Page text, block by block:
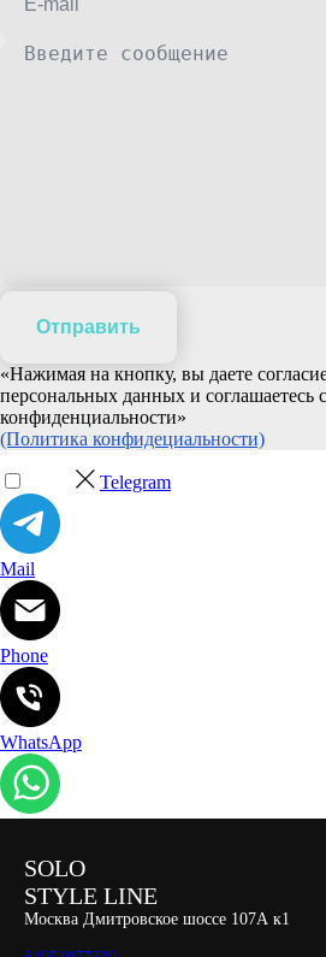
Отправить
«Нажимая на кнопку, вы даете
персональных данных и соглашаетесь
конфиденциальности»
(Политика конфидециальности)
Telegram
Mail
Phone
WhatsApp
SOLO
STYLE LINE
Москва Дмитровское шоссе 107А к1